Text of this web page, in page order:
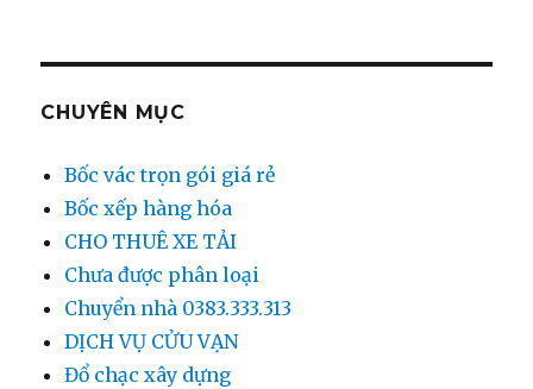
CHUYÊN MỤC
Bốc vác trọn gói giá rẻ
Bốc xếp hàng hóa
CHO THUÊ XE TẢI
Chưa được phân loại
Chuyển nhà 0383.333.313
DỊCH VỤ CỬU VẠN
Đổ chạc xây dựng